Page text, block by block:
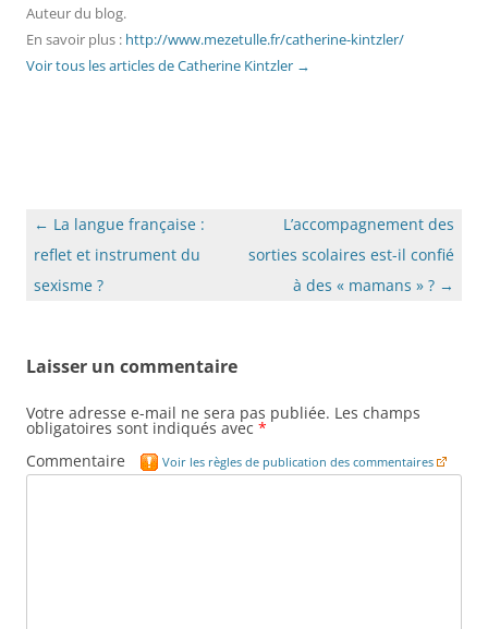
Auteur du blog.
En savoir plus : http://www.mezetulle.fr/catherine-kintzler/
Voir tous les articles de Catherine Kintzler →
Navigation
des
articles
← La langue française :
reflet et instrument du
sexisme ?
L’accompagnement des
sorties scolaires est-il confié
à des « mamans » ? →
Laisser un commentaire
Votre adresse e-mail ne sera pas publiée. Les champs
obligatoires sont indiqués avec *
Commentaire
Voir les règles de publication des commentaires